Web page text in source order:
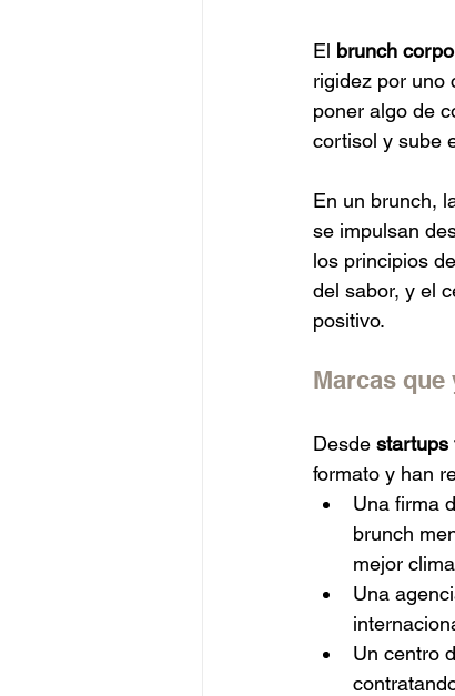
El brunch
rigidez por uno
poner algo de
cortisol y sube
En un brunch,
se impulsan
los principios
del sabor, y el
positivo.
Marcas que
Desde startups
formato y han
Una firma
brunch
mejor
Una
Un centro